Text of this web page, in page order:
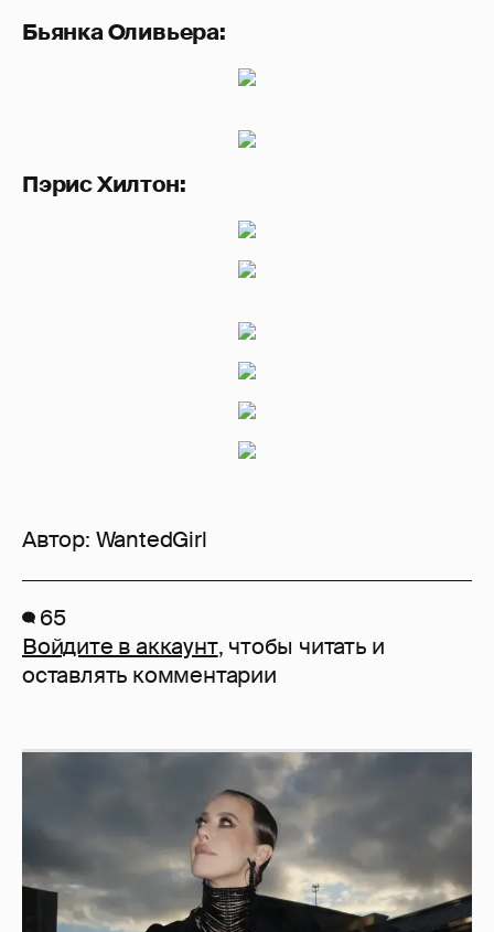
Бьянка Оливьера:
Пэрис Хилтон:
Автор: WantedGirl
65
Войдите в аккаунт, чтобы читать и
оставлять комментарии